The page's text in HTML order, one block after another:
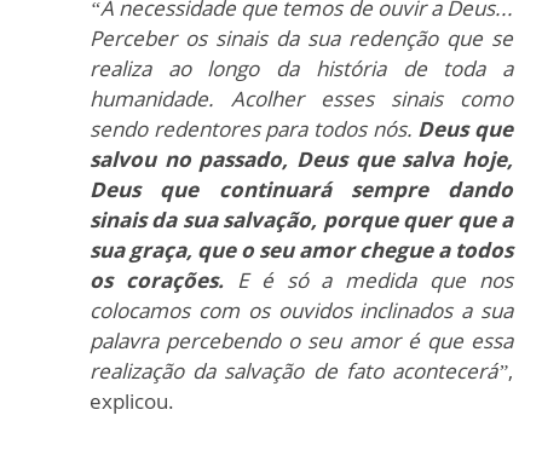
“A necessidade que temos de ouvir a Deus...
Perceber os sinais da sua redenção que se
realiza ao longo da história de toda a
humanidade. Acolher esses sinais como
sendo redentores para todos nós. Deus que
salvou no passado, Deus que salva hoje,
Deus que continuará sempre dando
sinais da sua salvação, porque quer que a
sua graça, que o seu amor chegue a todos
os corações. E é só a medida que nos
colocamos com os ouvidos inclinados a sua
palavra percebendo o seu amor é que essa
realização da salvação de fato acontecerá”,
explicou.